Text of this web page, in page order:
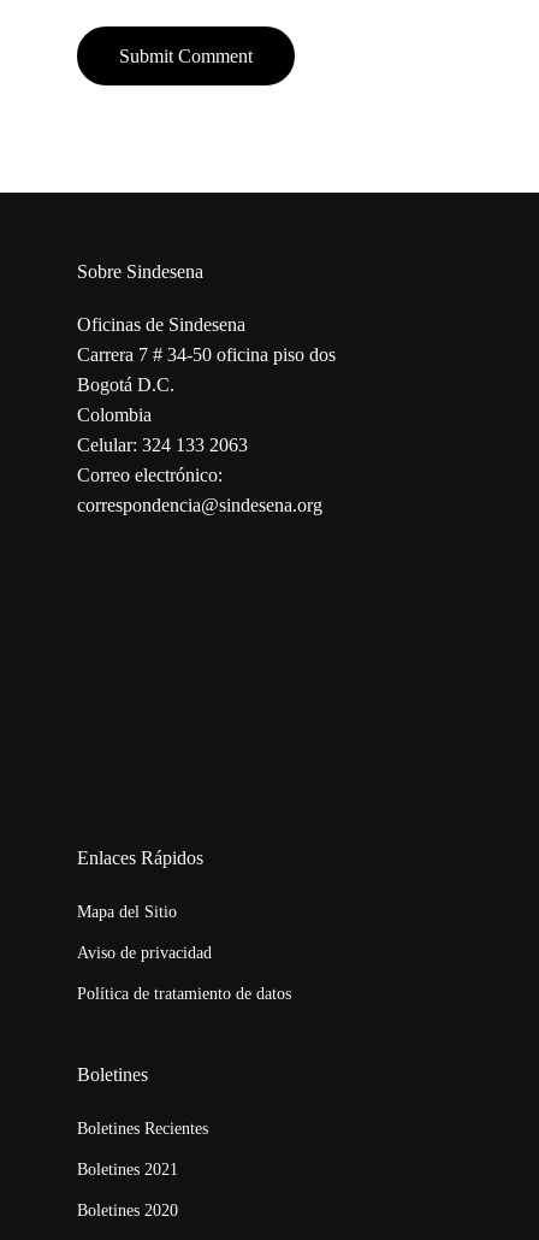
Sobre Sindesena
Oficinas de Sindesena
Carrera 7 # 34-50 oficina piso dos
Bogotá D.C.
Colombia
Celular: 324 133 2063
Correo electrónico:
correspondencia@sindesena.org
Enlaces Rápidos
Mapa del Sitio
Aviso de privacidad
Política de tratamiento de datos
Boletines
Boletines Recientes
Boletines 2021
Boletines 2020